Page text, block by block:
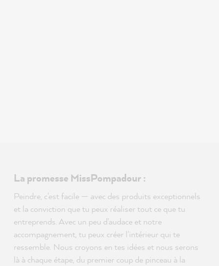
La promesse MissPompadour :
Peindre, c'est facile — avec des produits exceptionnels
et la conviction que tu peux réaliser tout ce que tu
entreprends. Avec un peu d'audace et notre
accompagnement, tu peux créer l'intérieur qui te
ressemble. Nous croyons en tes idées et nous serons
là à chaque étape, du premier coup de pinceau à la